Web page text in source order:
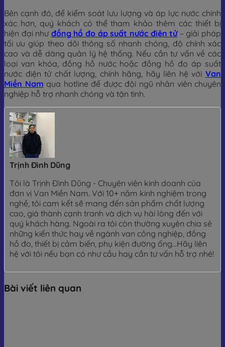
Bên cạnh đó, để kiểm soát lưu lượng và áp lực nước chính
xác hơn, quý khách có thể tham khảo thêm các thiết bị
hiện đại như đồng hồ đo áp suất nước điện tử– giải pháp
tối ưu giúp theo dõi thông số nhanh chóng, độ chính xác
cao và dễ dàng quản lý hệ thống. Nếu cần tư vấn về các
loại van khóa, đồng hồ nước hoặc đồng hồ đo áp suất
nước điện tử chất lượng, chính hãng, hãy liên hệ với Van
Miền Nam qua hotline để được đội ngũ nhân viên chuyên
nghiệp hỗ trợ nhanh chóng và tận tình.
Trịnh Đình Dũng
Tôi là Trịnh Đình Dũng - Chuyên viên kinh doanh của
đơn vị Van Miền Nam. Với 10+ năm kinh nghiệm trong
nghề, tôi cam kết sẽ mang đến sản phẩm chất lượng
cao, giá thành cạnh tranh và dịch vụ hài lòng đến với
quý khách hàng. Ngoài ra tôi còn thường xuyên chia sẻ
những kiến thức hay về ngành van công nghiệp, đồng
hồ đo, thiết bị cảm biến, phụ kiện đường ống...Hãy liên
hệ với tôi nếu bạn có như cầu hay cần tư vấn hỗ trợ nhé!
Bài viết liên quan